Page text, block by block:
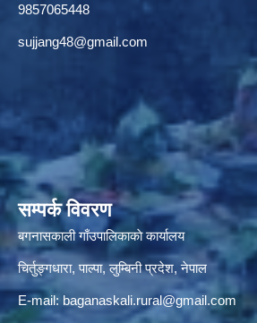
9857065448
sujjang48@gmail.com
सम्पर्क विवरण
बगनासकाली गाँउपालिकाकाे कार्यालय
चिर्तुङ्गधारा, पाल्पा, लुम्बिनी प्रदेश, नेपाल
E-mail: baganaskali.rural@gmail.com